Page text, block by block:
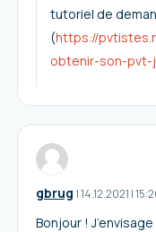
tutoriel de
(https://
obtenir-son-pvt-
gbrug I14.12.2021 |
Bonjour !